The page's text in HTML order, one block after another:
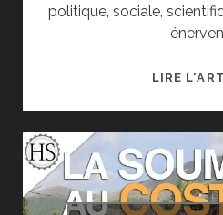
politique, sociale,
LIRE